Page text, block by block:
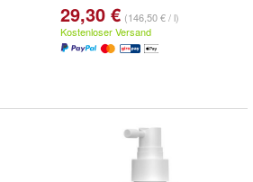
29,30 € (146,50 € / l)
Kostenloser Versand